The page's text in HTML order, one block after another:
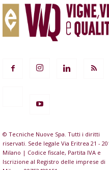
© Tecniche Nuove Spa. Tutti i diritti
riservati. Sede legale Via Eritrea 21 -
Milano | Codice fiscale, Partita IVA e
Iscrizione al Registro delle imprese di